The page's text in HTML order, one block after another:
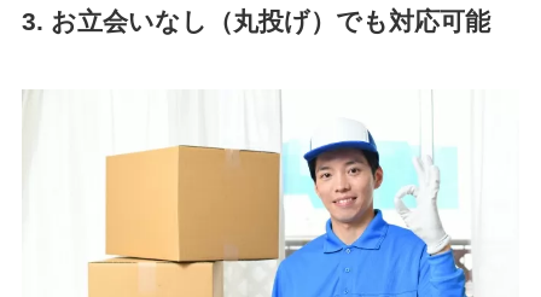
3. お立会いなし（丸投げ）でも対応可能